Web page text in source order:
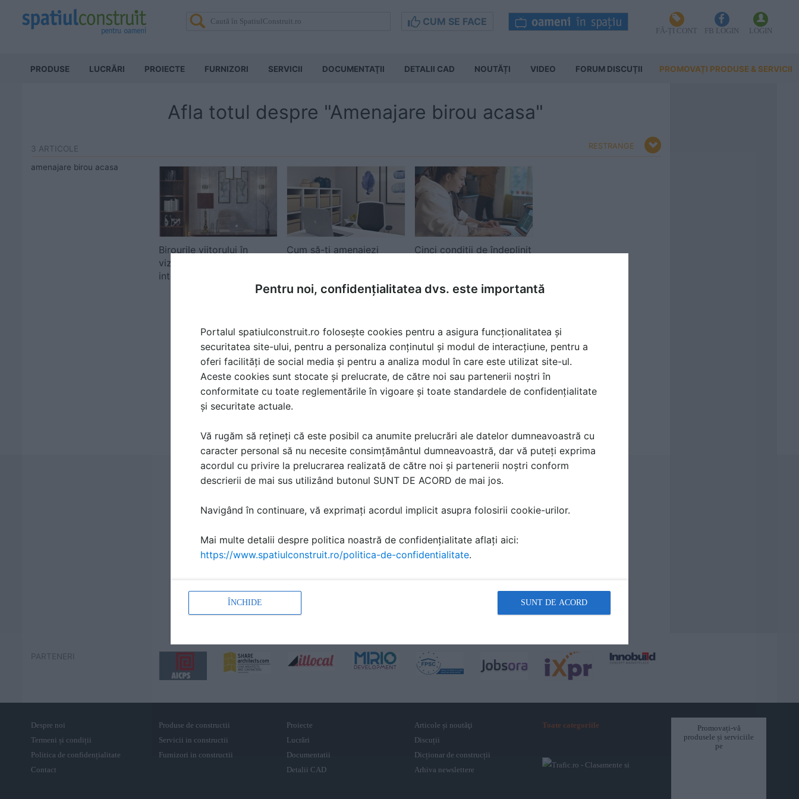
CUM SE FACE
FĂ-ȚI CONT FB LOGIN LOGIN
PRODUSE LUCRĂRI PROIECTE FURNIZORI SERVICII DOCUMENTAŢII DETALII CAD NOUTĂȚI VIDEO FORUM DISCUŢII PROMOVAȚI PRODUSE & SERVICII
Afla totul despre "Amenajare birou acasa"
3 ARTICOLE
amenajare birou acasa
Birourile viitorului în
viziunea designerilor de
interior
Cum să-ți amenajezi
Cinci condiții de îndeplinit
RESTRANGE
PARTENERI
Despre noi
Termeni și condiții
Politica de confidențialitate
Contact
Produse de constructii
Servicii in constructii
Furnizori in constructii
Proiecte
Lucrări
Documentatii
Detalii CAD
Articole și noutăţi
Discuții
Dicționar de construcții
Arhiva newslettere
Toate categoriile
Promovați-vă
produsele și serviciile
pe
Pentru noi, confidențialitatea dvs. este importantă
Portalul spatiulconstruit.ro folosește cookies pentru a asigura funcționalitatea și
securitatea site-ului, pentru a personaliza conținutul și modul de interacțiune, pentru a
oferi facilități de social media și pentru a analiza modul în care este utilizat site-ul.
Aceste cookies sunt stocate și prelucrate, de către noi sau partenerii noștri în
conformitate cu toate reglementările în vigoare și toate standardele de confidențialitate
și securitate actuale.
Vă rugăm să rețineți că este posibil ca anumite prelucrări ale datelor dumneavoastră cu
caracter personal să nu necesite consimțământul dumneavoastră, dar vă puteți exprima
acordul cu privire la prelucrarea realizată de către noi și partenerii noștri conform
descrierii de mai sus utilizând butonul SUNT DE ACORD de mai jos.
Navigând în continuare, vă exprimați acordul implicit asupra folosirii cookie-urilor.
Mai multe detalii despre politica noastră de confidențialitate aflați aici:
https://www.spatiulconstruit.ro/politica-de-confidentialitate.
ÎNCHIDE SUNT DE ACORD